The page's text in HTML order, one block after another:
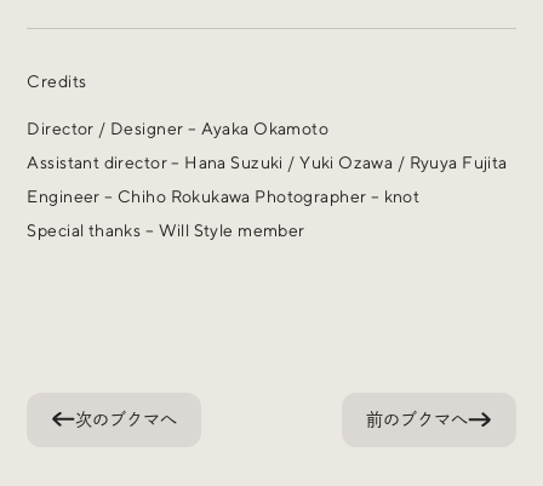
iDID Podcast
クリエイティブ業界のニュースやイベント情報、 今週話
題になったサイトなどを30分でお届けします。
Credits
Director / Designer – Ayaka Okamoto
Assistant director – Hana Suzuki / Yuki Ozawa / Ryuya Fujita
Engineer – Chiho Rokukawa Photographer – knot
Special thanks – Will Style member
次のブクマへ 前のブクマへ